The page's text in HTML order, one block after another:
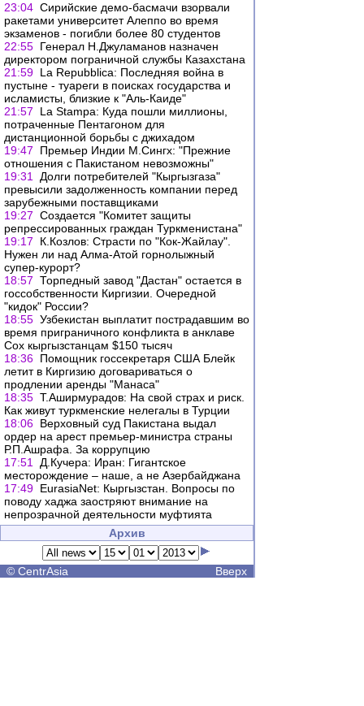
23:04 Сирийские демо-басмачи взорвали
ракетами университет Алеппо во время
экзаменов - погибли более 80 студентов
22:55 Генерал Н.Джуламанов назначен
директором пограничной службы Казахстана
21:59 La Repubblica: Последняя война в
пустыне - туареги в поисках государства и
исламисты, близкие к "Аль-Каиде"
21:57
La Stampa: Куда пошли миллионы,
потраченные Пентагоном для
дистанционной борьбы с джихадом
19:47
Премьер Индии М.Сингх: "Прежние
отношения с Пакистаном невозможны"
19:31
Долги потребителей "Кыргызгаза"
превысили задолженность компании перед
зарубежными поставщиками
19:27 Создается "Комитет защиты
репрессированных граждан Туркменистана"
19:17
К.Козлов: Страсти по "Кок-Жайлау".
Нужен ли над Алма-Атой горнолыжный
супер-курорт?
18:57 Торпедный завод "Дастан" остается в
госсобственности Киргизии. Очередной
"кидок" России?
18:55 Узбекистан выплатит пострадавшим во
время приграничного конфликта в анклаве
Сох кыргызстанцам $150 тысяч
18:36 Помощник госсекретаря США Блейк
летит в Киргизию договариваться о
продлении аренды "Манаса"
18:35 Т.Аширмурадов: На свой страх и риск.
Как живут туркменские нелегалы в Турции
18:06 Верховный суд Пакистана выдал
ордер на арест премьер-министра страны
Р.П.Ашрафа. За коррупцию
17:51
Д.Кучера: Иран: Гигантское
месторождение – наше, а не Азербайджана
17:49 EurasiaNet: Кыргызстан. Вопросы по
поводу хаджа заостряют внимание на
непрозрачной деятельности муфтията
Архив
© CentrAsia Вверх